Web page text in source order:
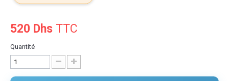
520 Dhs TTC
Quantité